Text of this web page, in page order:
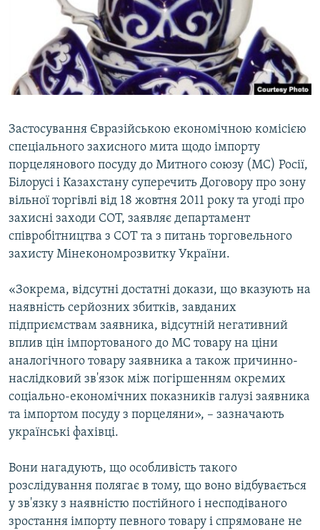
ВІДЕОУРОКИ «ELIFBE»
СВІДЧЕННЯ ОКУПАЦІЇ
УКРАЇНСЬКА ПРОБЛЕМА КРИМУ
ІНФОГРАФІКА
Qırımtatar
ДОЛУЧАЙСЯ!
Усі сайти RFE/RL
Застосування Євразiйською економiчною комiсiєю
спецiального захисного мита щодо iмпорту
порцелянового посуду до Митного союзу (МС) Росiї,
Бiлорусi i Казахстану суперечить Договору про зону
вiльної торгiвлi вiд 18 жовтня 2011 року та угодi про
захиснi заходи СОТ, заявляє департамент
спiвробiтництва з СОТ та з питань торговельного
захисту Мiнекономрозвитку України.
«Зокрема, вiдсутнi достатнi докази, що вказують на
наявнiсть серйозних збиткiв, завданих
пiдприємствам заявника, вiдсутнiй негативний
вплив цiн iмпортованого до МС товару на цiни
аналогiчного товару заявника а також причинно-
наслiдковий зв'язок мiж погiршенням окремих
соцiально-економiчних показникiв галузi заявника
та iмпортом посуду з порцеляни», – зазначають
українськi фахiвцi.
Вони нагадують, що особливiсть такого
розслiдування полягає в тому, що воно вiдбувається
у зв'язку з наявнiстю постiйного i несподiваного
зростання iмпорту певного товару i спрямоване не